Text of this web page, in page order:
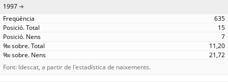
1997
635
15
7
11,20
21,72
Font: Idescat, a partir de l'estadística de naixements.